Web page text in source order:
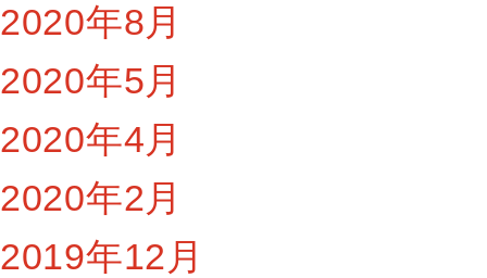
2020年8月
2020年5月
2020年4月
2020年2月
2019年12月